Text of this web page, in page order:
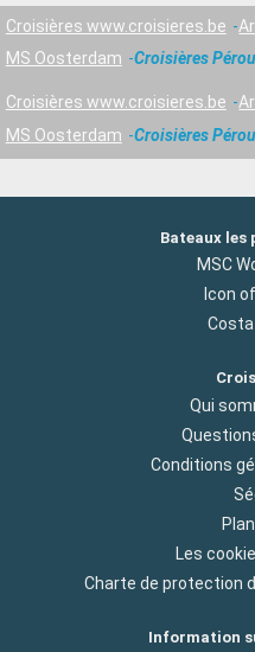
Croisières www.croisieres.be
MS Oosterdam
Croisières Pérou
Croisières www.croisieres.be
MS Oosterdam
Croisières Pérou
Bateaux les
MSC
Icon
Qui
Conditions
Les
Charte de protection
Information